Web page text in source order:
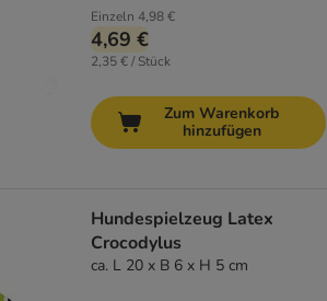
Einzeln 4,98 €
4,69 €
2,35 € / Stück
Zum Warenkorb
hinzufügen
Hundespielzeug Latex
Crocodylus
ca. L 20 x B 6 x H 5 cm